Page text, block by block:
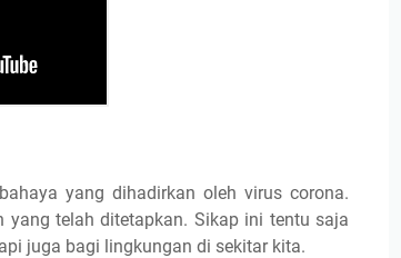
yang dihadirkan oleh virus corona.
yang telah ditetapkan. Sikap ini tentu saja
juga bagi lingkungan di sekitar kita.